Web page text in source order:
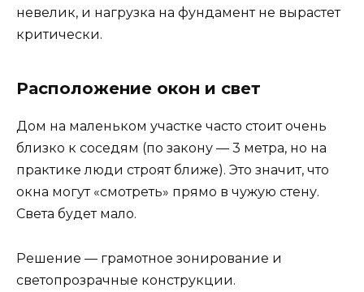
невелик, и нагрузка на фундамент не вырастет
критически.
Расположение окон и свет
Дом на маленьком участке часто стоит очень
близко к соседям (по закону — 3 метра, но на
практике люди строят ближе). Это значит, что
окна могут «смотреть» прямо в чужую стену.
Света будет мало.
Решение — грамотное зонирование и
светопрозрачные конструкции.